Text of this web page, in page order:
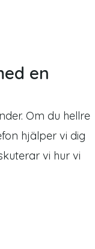
en
Om du hellre
hjälper vi dig
vi hur vi